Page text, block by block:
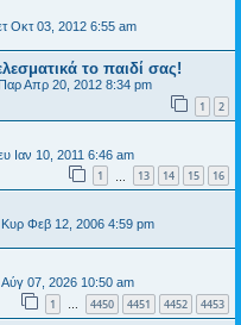
Οκτ 03, 2012 6:55 am
το παιδί σας!
Παρ Απρ 20, 2012 8:34 pm
1 2
Ιαν 10, 2011 6:46 am
1 13 14 15 16
Κυρ Φεβ 12, 2006 4:59 pm
Αύγ 07, 2026 10:50 am
1 … 4450 4451 4452 4453